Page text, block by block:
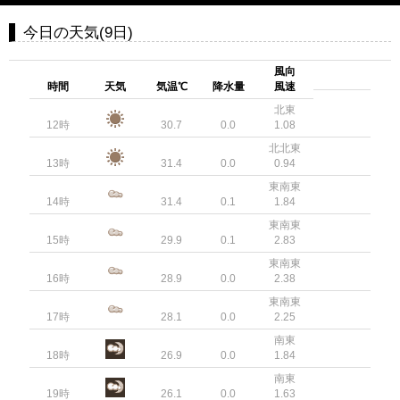
今日の天気(9日)
時間 天気 気温℃ 降水量
風向
風速
12時 30.7 0.0
北東
1.08
13時 31.4 0.0
北北東
0.94
14時 31.4 0.1
東南東
1.84
15時 29.9 0.1
東南東
2.83
16時 28.9 0.0
東南東
2.38
17時 28.1 0.0
東南東
2.25
18時 26.9 0.0
南東
1.84
19時 26.1 0.0
南東
1.63